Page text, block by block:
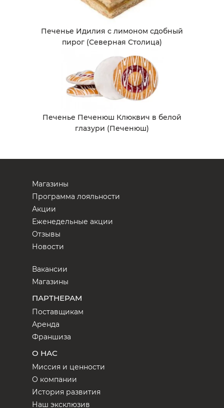
Печенье Идилия с лимоном сдобный
пирог (Северная Столица)
Печенье Печенюш Клюквич в белой
глазури (Печенюш)
Магазины
Программа лояльности
Акции
Еженедельные акции
Отзывы
Новости
Вакансии
Магазины
ПАРТНЕРАМ
Поставщикам
Аренда
Франшиза
О НАС
Миссия и ценности
О компании
История развития
Наш эксклюзив